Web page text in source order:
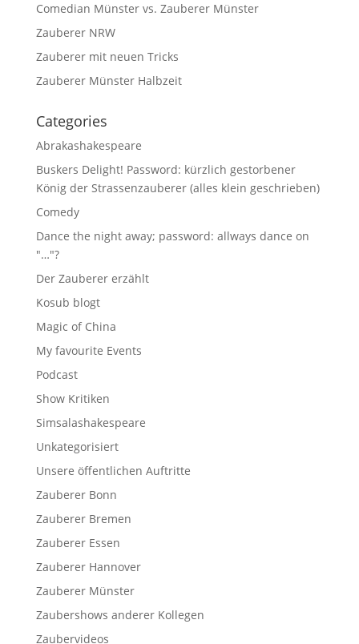
Comedian Münster vs. Zauberer Münster
Zauberer NRW
Zauberer mit neuen Tricks
Zauberer Münster Halbzeit
Categories
Abrakashakespeare
Buskers Delight! Password: kürzlich gestorbener
König der Strassenzauberer (alles klein geschrieben)
Comedy
Dance the night away; password: allways dance on
"…"?
Der Zauberer erzählt
Kosub blogt
Magic of China
My favourite Events
Podcast
Show Kritiken
Simsalashakespeare
Unkategorisiert
Unsere öffentlichen Auftritte
Zauberer Bonn
Zauberer Bremen
Zauberer Essen
Zauberer Hannover
Zauberer Münster
Zaubershows anderer Kollegen
Zaubervideos